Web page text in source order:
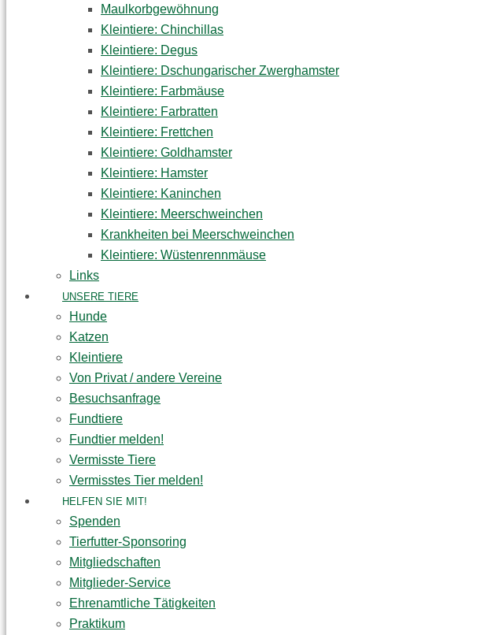
Maulkorbgewöhnung
Kleintiere: Chinchillas
Kleintiere: Degus
Kleintiere: Dschungarischer Zwerghamster
Kleintiere: Farbmäuse
Kleintiere: Farbratten
Kleintiere: Frettchen
Kleintiere: Goldhamster
Kleintiere: Hamster
Kleintiere: Kaninchen
Kleintiere: Meerschweinchen
Krankheiten bei Meerschweinchen
Kleintiere: Wüstenrennmäuse
Links
UNSERE TIERE
Hunde
Katzen
Kleintiere
Von Privat / andere Vereine
Besuchsanfrage
Fundtiere
Fundtier melden!
Vermisste Tiere
Vermisstes Tier melden!
HELFEN SIE MIT!
Spenden
Tierfutter-Sponsoring
Mitgliedschaften
Mitglieder-Service
Ehrenamtliche Tätigkeiten
Praktikum